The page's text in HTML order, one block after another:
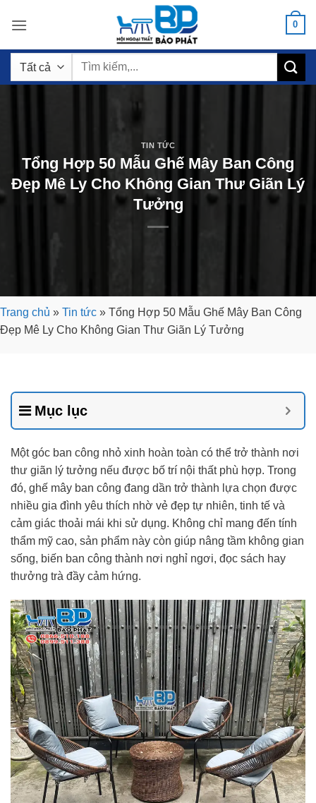
qua
dung
0
Tìm
TIN TỨC
Tổng Hợp 50 Mẫu Ghế Mây Ban Công
Đẹp Mê Ly Cho Không Gian Thư Giãn Lý
Tưởng
Trang chủ » Tin tức » Tổng Hợp 50 Mẫu Ghế Mây Ban Công
Đẹp Mê Ly Cho Không Gian Thư Giãn Lý Tưởng
Mục lục
Một góc ban công nhỏ xinh hoàn toàn có thể trở thành nơi
thư giãn lý tưởng nếu được bố trí nội thất phù hợp. Trong
đó, ghế mây ban công đang dần trở thành lựa chọn được
nhiều gia đình yêu thích nhờ vẻ đẹp tự nhiên, tinh tế và
cảm giác thoải mái khi sử dụng. Không chỉ mang đến tính
thẩm mỹ cao, sản phẩm này còn giúp nâng tầm không gian
sống, biến ban công thành nơi nghỉ ngơi, đọc sách hay
thưởng trà đầy cảm hứng.